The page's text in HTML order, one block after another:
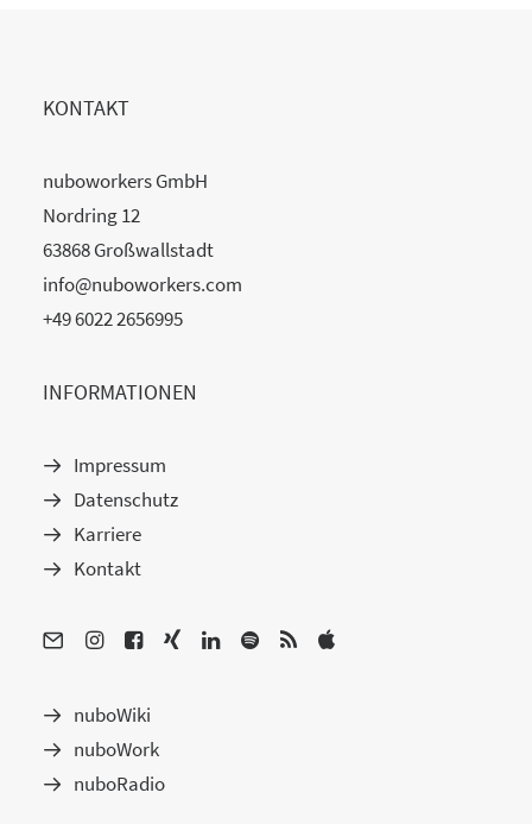
KONTAKT
nuboworkers GmbH
Nordring 12
63868 Großwallstadt
info@nuboworkers.com
+49 6022 2656995
INFORMATIONEN
Impressum
Datenschutz
Karriere
Kontakt
nuboWiki
nuboWork
nuboRadio